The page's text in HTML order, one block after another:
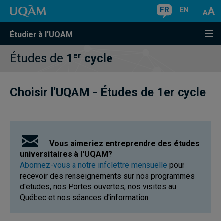
FR EN
Étudier à l'UQAM
Études de 1 er cycle
Choisir l'UQAM - Études de 1er cycle
Vous aimeriez entreprendre des études
universitaires à l'UQAM?
Abonnez-vous à notre infolettre mensuelle pour
recevoir des renseignements sur nos programmes
d'études, nos Portes ouvertes, nos visites au
Québec et nos séances d'information.